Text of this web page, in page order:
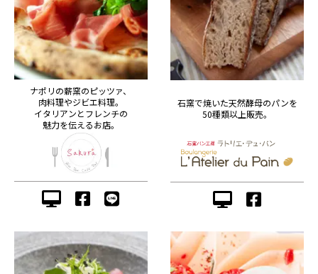
ナポリの薪窯のピッツァ、
肉料理やジビエ料理。
イタリアンとフレンチの
魅力を伝えるお店。
石窯で焼いた天然酵母のパンを
50種類以上販売。